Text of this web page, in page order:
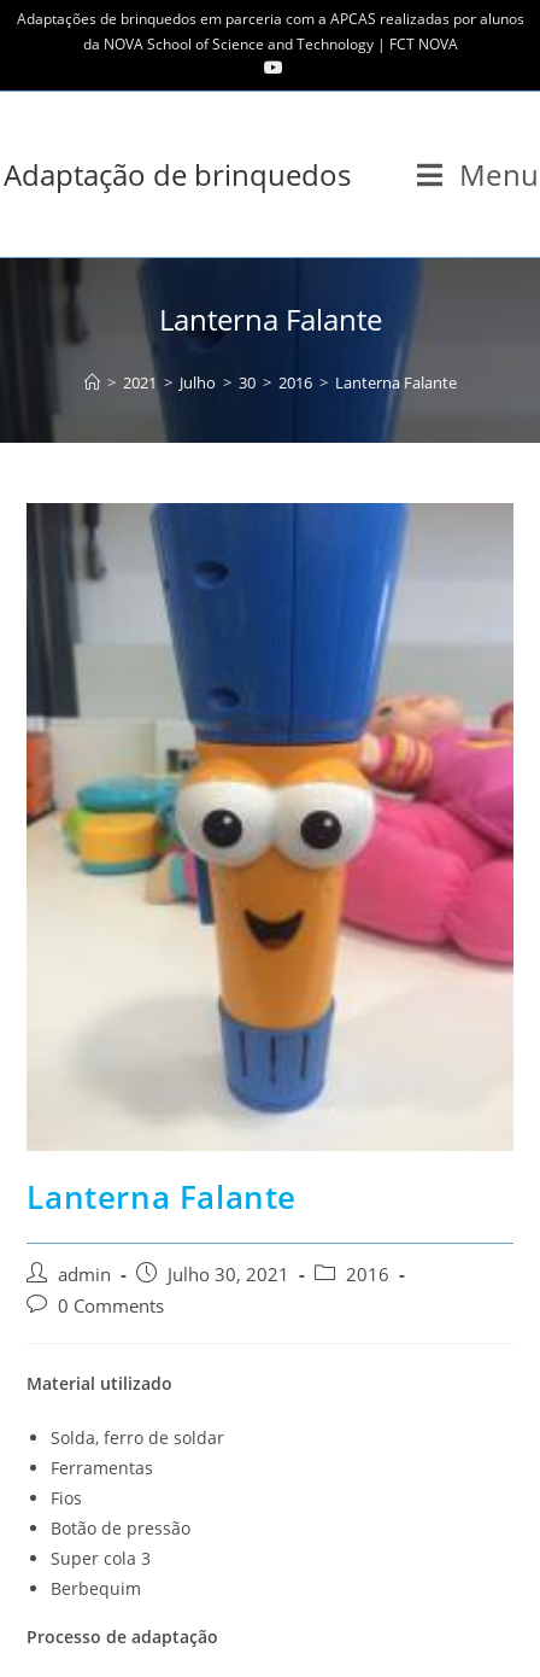
SkipAdaptações de brinquedos em parceria com a APCAS realizadas por alunos
da NOVA School of Science and Technology | FCT NOVA
Adaptação de brinquedos Menu
Lanterna Falante
> 2021 > Julho > 30 > 2016 > Lanterna Falante
Lanterna Falante
Post
author:
admin
Post
published:
Julho 30, 2021
Post2016
Post0 Comments
Material utilizado
Solda, ferro de soldar
Ferramentas
Fios
Botão de pressão
Super cola 3
Berbequim
Processo de adaptação